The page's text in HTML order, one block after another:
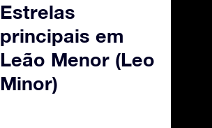
Estrelas
principais em
Leão Menor (Leo
Minor)